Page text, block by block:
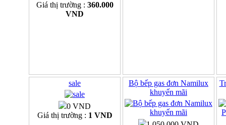
Giá thị trường : 360.000
VND
sale
0 VND
Giá thị trường : 1 VND
Bộ bếp gas đơn Namilux
khuyến mãi